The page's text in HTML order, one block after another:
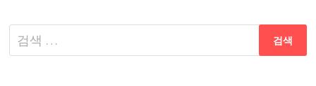
다
음